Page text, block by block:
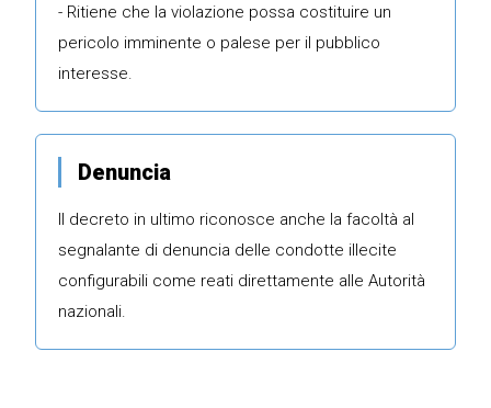
- Ritiene che la violazione possa costituire un
pericolo imminente o palese per il pubblico
interesse.
Denuncia
Il decreto in ultimo riconosce anche la facoltà al
segnalante di denuncia delle condotte illecite
configurabili come reati direttamente alle Autorità
nazionali.